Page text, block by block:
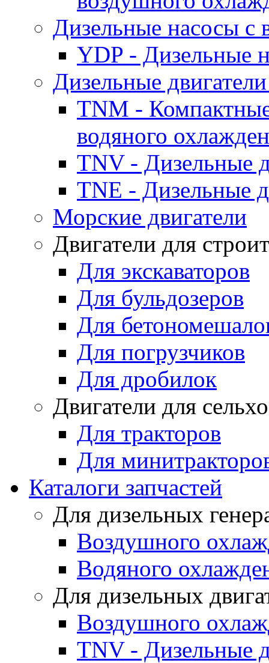
Дизельные насосы
YDP - Дизельные
Дизельные
TNM -
водяного
TNV - Дизельные
TNE - Дизельные
Морские двигатели
Двигатели для
Для экскаваторов
Для бульдозеров
Для
Для погрузчиков
Для дробилок
Двигатели для
Для тракторов
Для
Каталоги запчастей
Для дизельных
Воздушного
Водяного
Для дизельных
Воздушного
TNV - Дизельные